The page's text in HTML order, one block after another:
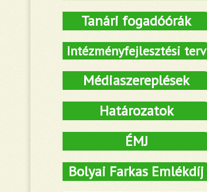
Tanári fogadóórák
Intézményfejlesztési terv
Médiaszereplések
Határozatok
ÉMJ
Bolyai Farkas Emlékdíj